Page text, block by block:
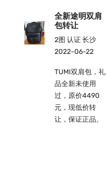
全新途明双肩
包转让
2图 认证 长沙
2022-06-22
TUMI双肩包，礼
品全新未使用
过，原价4490
元，​‌‌现低价转
让，保证正品。